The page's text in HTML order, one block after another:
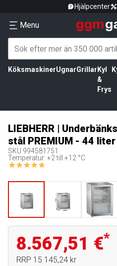
Hjälpcenter
Menu
KöksmaskinerUgnarGrillar Kyl
&
Frys
LIEBHERR |
stål PREMIUM - 44
SKU 994581751
Temperatur: +2 till +12 °C
8.567,51 €*
RRP 15 145,24 kr